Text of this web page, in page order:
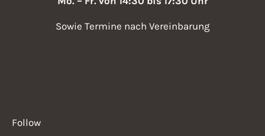
Sowie Termine nach Vereinbarung
Follow